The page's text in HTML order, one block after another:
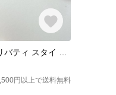
円以上で送料無料